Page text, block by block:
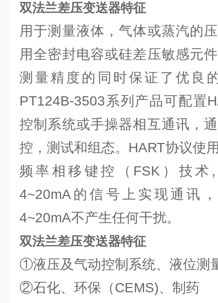
双法兰差压变送器特征
用于测量液体，气体或蒸汽的
用全密封电容或硅差压敏感元
测量精度的同时保证了优良
PT124B-3503系列产品可配置
控制系统或手操器相互通讯，
控，测试和组态。HART协议使
频率相移键控（FSK）技术
4~20mA的信号上实现通讯
4~20mA不产生任何干扰。
双法兰差压变送器特征
①液压及气动控制系统、液位测
②石化、环保（CEMS)、制药